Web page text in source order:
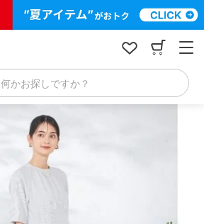
何かお探しですか？